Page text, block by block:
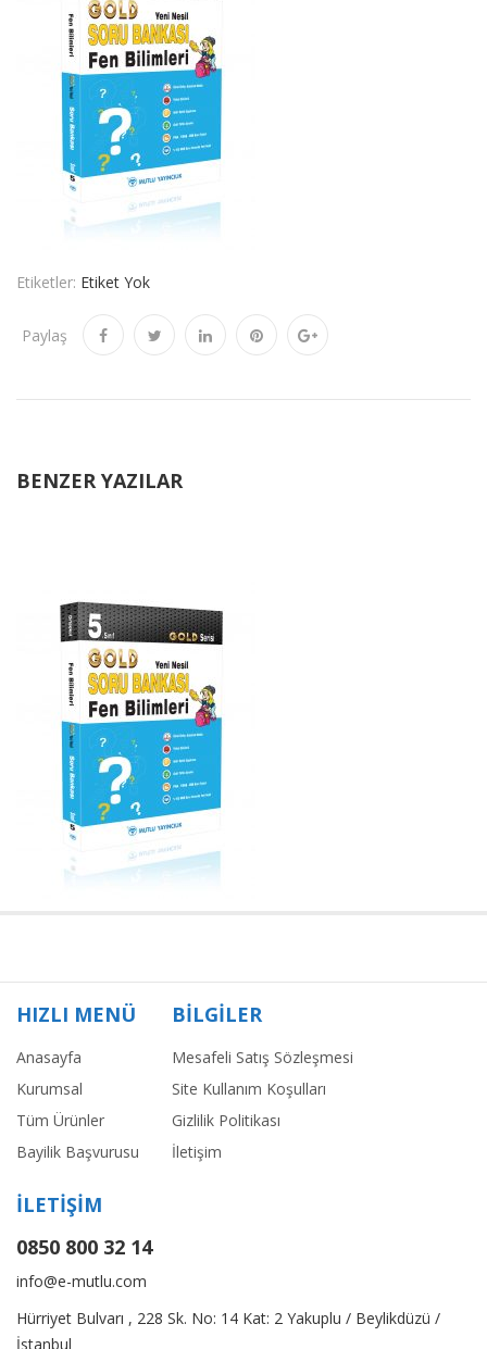
Etiketler: Etiket Yok
Paylaş
BENZER YAZILAR
HIZLI MENÜ
Anasayfa
Kurumsal
Tüm Ürünler
Bayilik Başvurusu
BİLGİLER
Mesafeli Satış Sözleşmesi
Site Kullanım Koşulları
Gizlilik Politikası
İletişim
İLETİŞİM
0850 800 32 14
info@e-mutlu.com
Hürriyet Bulvarı , 228 Sk. No: 14 Kat: 2 Yakuplu / Beylikdüzü /
İstanbul